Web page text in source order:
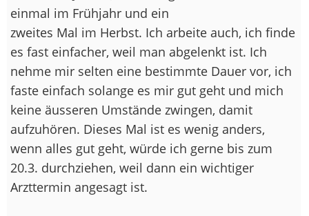
einmal im Frühjahr und ein
zweites Mal im Herbst. Ich arbeite auch, ich finde
es fast einfacher, weil man abgelenkt ist. Ich
nehme mir selten eine bestimmte Dauer vor, ich
faste einfach solange es mir gut geht und mich
keine äusseren Umstände zwingen, damit
aufzuhören. Dieses Mal ist es wenig anders,
wenn alles gut geht, würde ich gerne bis zum
20.3. durchziehen, weil dann ein wichtiger
Arzttermin angesagt ist.